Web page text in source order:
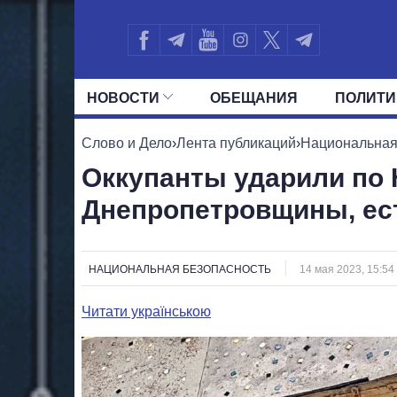
НОВОСТИ ОБЕЩАНИЯ
ВСЕ ПОЛИТИКИ ПРЕЗИДЕНТ И
Слово и Дело›Лента публикаций›
Оккупанты ударили по
Днепропетровщины,
НАЦИОНАЛЬНАЯ БЕЗОПАСНОСТЬ 14 мая 2023, 15:54
Читати українською